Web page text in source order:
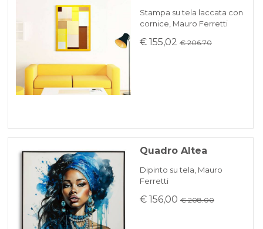
Stampa su tela laccata con
cornice, Mauro Ferretti
€ 155,02 € 206.70
Quadro Altea
Dipinto su tela, Mauro
Ferretti
€ 156,00 € 208.00